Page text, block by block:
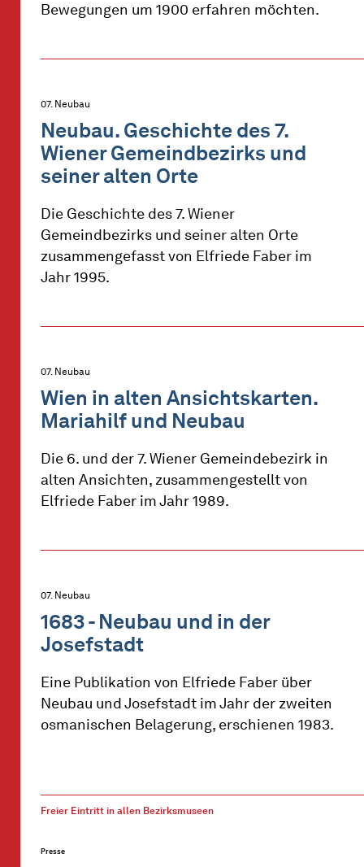
Bewegungen um 1900 erfahren möchten.
07. Neubau
Neubau. Geschichte des 7.
Wiener Gemeindbezirks und
seiner alten Orte
Die Geschichte des 7. Wiener
Gemeindbezirks und seiner alten Orte
zusammengefasst von Elfriede Faber im
Jahr 1995.
07. Neubau
Wien in alten Ansichtskarten.
Mariahilf und Neubau
Die 6. und der 7. Wiener Gemeindebezirk in
alten Ansichten, zusammengestellt von
Elfriede Faber im Jahr 1989.
07. Neubau
1683 - Neubau und in der
Josefstadt
Eine Publikation von Elfriede Faber über
Neubau und Josefstadt im Jahr der zweiten
osmanischen Belagerung, erschienen 1983.
Freier Eintritt in allen Bezirksmuseen
Presse